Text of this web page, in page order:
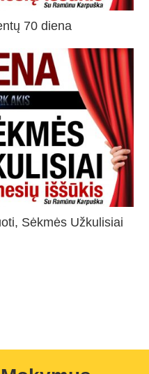
70 diena
Sėkmės Užkulisiai